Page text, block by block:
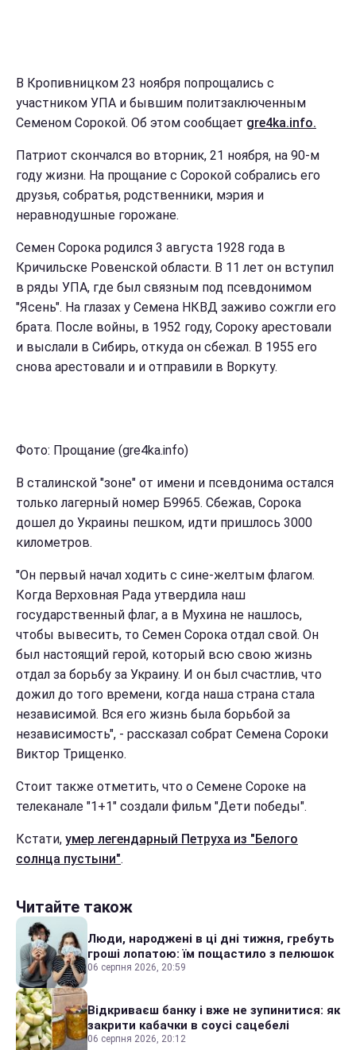
В Кропивницком 23 ноября попрощались с
участником УПА и бывшим политзаключенным
Семеном Сорокой. Об этом сообщает gre4ka.info.
Патриот скончался во вторник, 21 ноября, на 90-м
году жизни. На прощание с Сорокой собрались его
друзья, собратья, родственники, мэрия и
неравнодушные горожане.
Семен Сорока родился 3 августа 1928 года в
Кричильске Ровенской области. В 11 лет он вступил
в ряды УПА, где был связным под псевдонимом
"Ясень". На глазах у Семена НКВД заживо сожгли его
брата. После войны, в 1952 году, Сороку арестовали
и выслали в Сибирь, откуда он сбежал. В 1955 его
снова арестовали и и отправили в Воркуту.
Фото: Прощание (gre4ka.info)
В сталинской "зоне" от имени и псевдонима остался
только лагерный номер Б9965. Сбежав, Сорока
дошел до Украины пешком, идти пришлось 3000
километров.
"Он первый начал ходить с сине-желтым флагом.
Когда Верховная Рада утвердила наш
государственный флаг, а в Мухина не нашлось,
чтобы вывесить, то Семен Сорока отдал свой. Он
был настоящий герой, который всю свою жизнь
отдал за борьбу за Украину. И он был счастлив, что
дожил до того времени, когда наша страна стала
независимой. Вся его жизнь была борьбой за
независимость", - рассказал собрат Семена Сороки
Виктор Трищенко.
Стоит также отметить, что о Семене Сороке на
телеканале "1+1" создали фильм "Дети победы".
Кстати, умер легендарный Петруха из "Белого
солнца пустыни".
Читайте також
Люди, народжені в ці дні тижня, гребуть
гроші лопатою: їм пощастило з пелюшок
06 серпня 2026, 20:59
Відкриваєш банку і вже не зупинитися: як
закрити кабачки в соусі сацебелі
06 серпня 2026, 20:12